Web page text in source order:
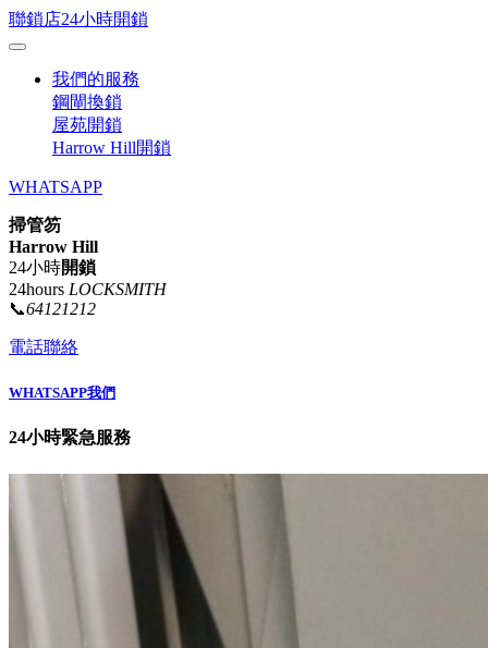
聯鎖店24小時開鎖
我們的服務
鋼閘換鎖
屋苑開鎖
Harrow Hill開鎖
WHATSAPP
掃管笏
Harrow Hill
24小時開鎖
24hours LOCKSMITH
📞64121212
電話聯絡
WHATSAPP我們
24小時緊急服務